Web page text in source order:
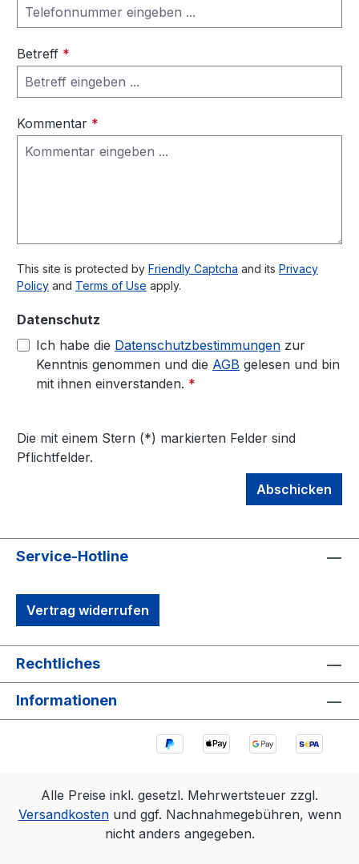
Betreff *
Kommentar *
This site is protected by Friendly Captcha and its Privacy
Policy and Terms of Use apply.
Datenschutz
Ich habe die Datenschutzbestimmungen zur
Kenntnis genommen und die AGB gelesen und bin
mit ihnen einverstanden. *
Die mit einem Stern (*) markierten Felder sind
Pflichtfelder.
Abschicken
Service-Hotline
Vertrag widerrufen
Rechtliches
Informationen
Alle Preise inkl. gesetzl. Mehrwertsteuer zzgl.
Versandkostenund ggf. Nachnahmegebühren, wenn
nicht anders angegeben.